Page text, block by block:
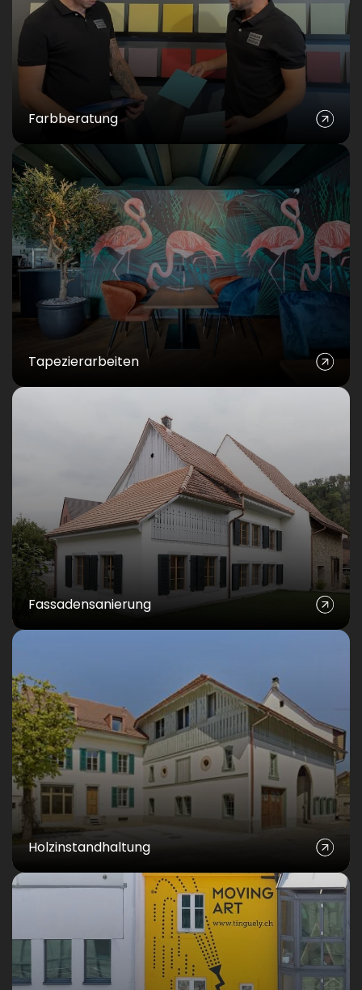
Farbberatung
Tapezierarbeiten
Fassadensanierung
Holzinstandhaltung